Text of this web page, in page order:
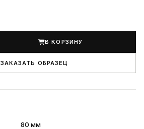
В КОРЗИНУ
ЗАКАЗАТЬ ОБРАЗЕЦ
80 мм